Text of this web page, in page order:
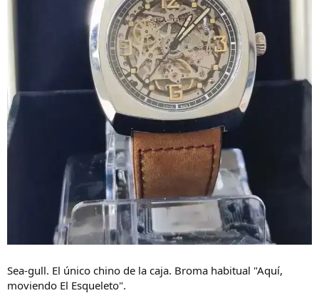
Sea-gull. El único chino de la caja. Broma habitual "Aquí,
moviendo El Esqueleto".